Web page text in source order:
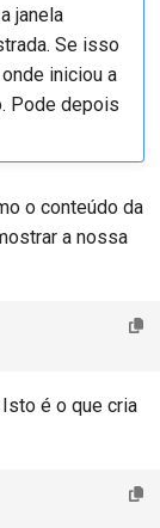
janela
Se isso
iniciou a
Pode depois
o conteúdo da
a nossa
Isto é o que cria